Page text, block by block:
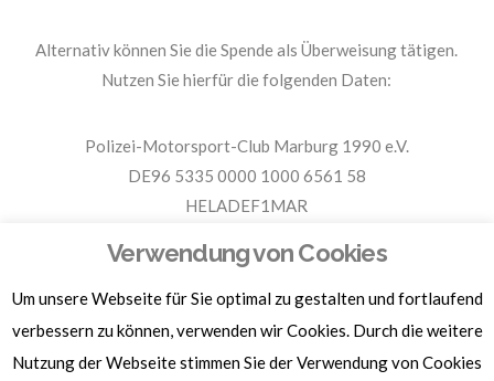
Alternativ können Sie die Spende als Überweisung tätigen.
Nutzen Sie hierfür die folgenden Daten:
Polizei-Motorsport-Club Marburg 1990 e.V.
DE96 5335 0000 1000 6561 58
HELADEF1MAR
Für Spendenbescheinigungen, Sachspenden und weitere
Informationen, hier klicken.
Verwendung von Cookies
Um unsere Webseite für Sie optimal zu gestalten und fortlaufend
verbessern zu können, verwenden wir Cookies. Durch die weitere
Nutzung der Webseite stimmen Sie der Verwendung von Cookies